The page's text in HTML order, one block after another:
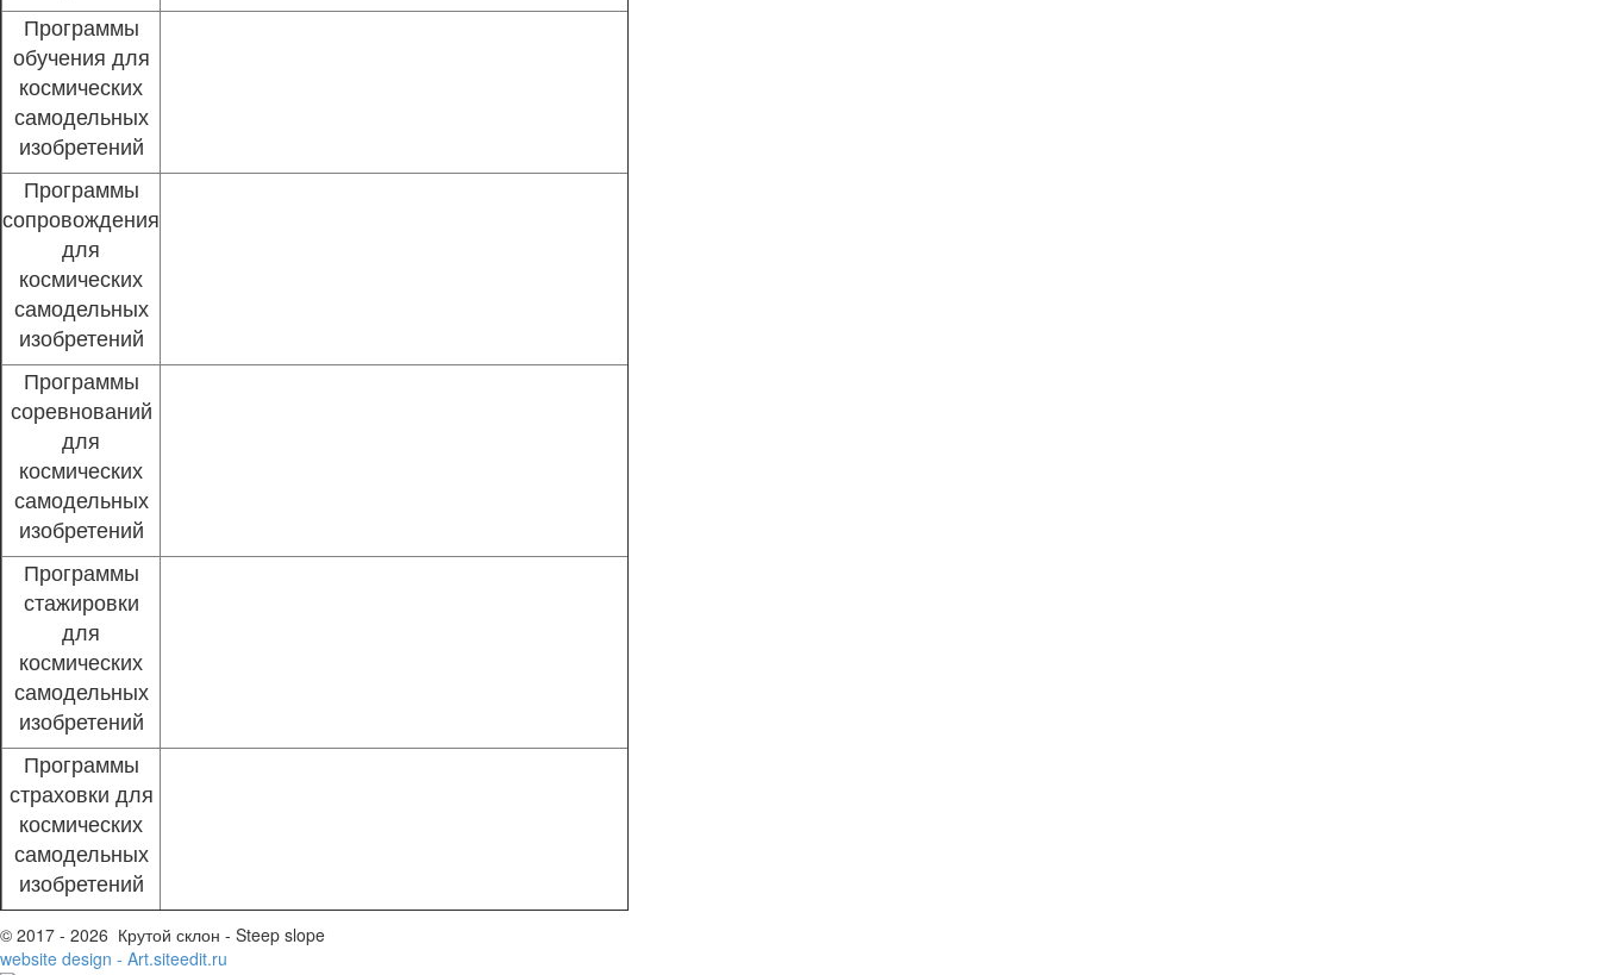
Программы
обучения для
космических
самодельных
изобретений
Программы
сопровождения
для
космических
самодельных
изобретений
Программы
соревнований
для
космических
самодельных
изобретений
Программы
стажировки
для
космических
самодельных
изобретений
Программы
страховки для
космических
самодельных
изобретений
© 2017 - 2026 Крутой склон - Steep slope
website design - Art.siteedit.ru